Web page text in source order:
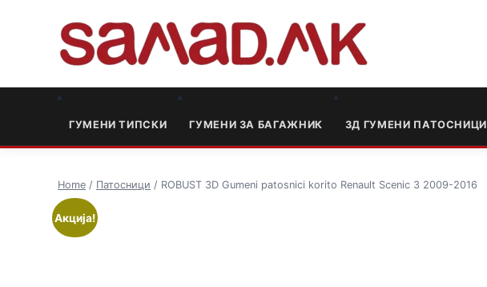
ГУМЕНИ ТИПСКИ ГУМЕНИ ЗА БАГАЖНИК 3Д ГУМЕНИ ПАТОСНИЦИ
Home / Патосници / ROBUST 3D Gumeni patosnici korito Renault Scenic 3 2009-2016
Акција!